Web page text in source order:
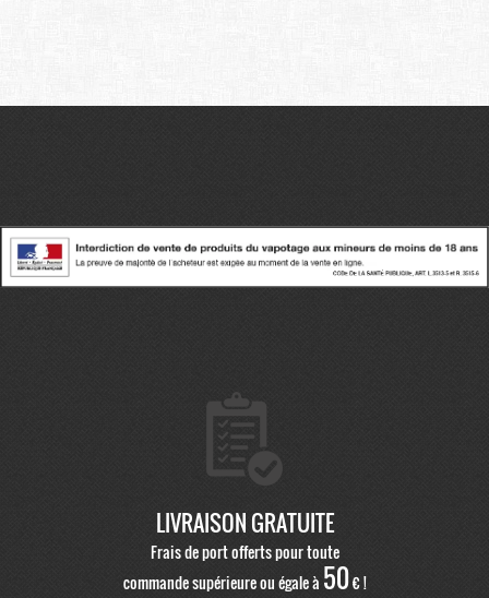
LIVRAISON GRATUITE
Frais de port offerts pour toute
commande supérieure ou égale à 50€ !